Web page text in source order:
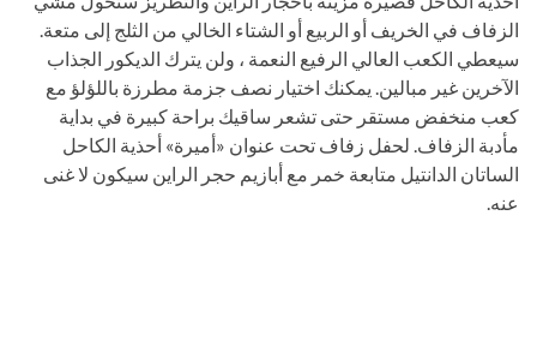
الزفاف في الخريف أو الربيع أو الشتاء الخالي من الثلج إلى متعة.
سيعطي الكعب العالي الرفيع النعمة ، ولن يترك الديكور الجذاب
الآخرين غير مبالين. يمكنك اختيار نصف جزمة مطرزة باللؤلؤ مع
كعب منخفض مستقر حتى تشعر ساقيك براحة كبيرة في بداية
مأدبة الزفاف. لحفل زفاف تحت عنوان «أميرة» أحذية الكاحل
الساتان الدانتيل متابعة خمر مع أبازيم حجر الراين سيكون لا غنى
عنه.